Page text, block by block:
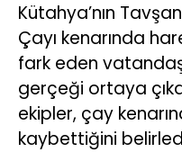
Kütahya’nın
Çayı kenarında
fark eden
gerçeği ortaya
ekipler, çay
kaybettiğini